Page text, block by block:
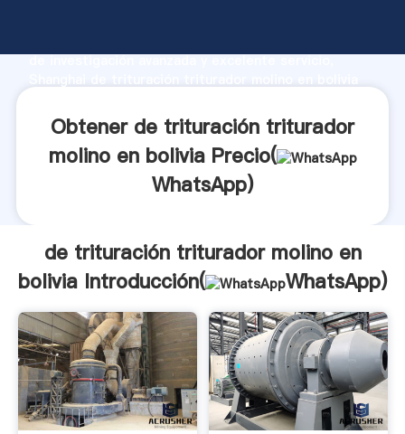
de investigación avanzada y excelente servicio,
clientes.
Obtener de trituración triturador
molino en bolivia Precio(
WhatsApp)
de trituración triturador molino en
bolivia Introducción(
WhatsApp)